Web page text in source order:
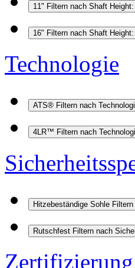
11" Filtern nach Shaft Height:
16" Filtern nach Shaft Height:
Technologie
ATS® Filtern nach
4LR™ Filtern nach
Hitzebeständige Sohle
Rutschfest Filtern nach
Zertifizierung